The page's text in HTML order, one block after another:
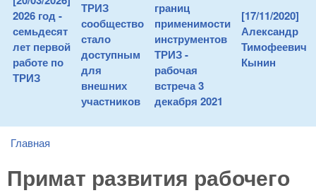
2026 год -
семьдесят
лет первой
работе по
ТРИЗ
ТРИЗ
сообщество
стало
доступным
для
внешних
участников
границ
применимости
инструментов
ТРИЗ -
рабочая
встреча 3
декабря 2021
[17/11/2020]
Александр
Тимофеевич
Кынин
You are here
Главная
Примат развития рабочего